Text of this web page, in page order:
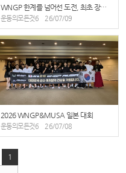
WNGP 한계를 넘어선 도전, 최초 장애인부 비교 심사 현장
운동의모든것6 26/07/09
2026 WNGP&MUSA 일본 대회
운동의모든것6 26/07/08
1